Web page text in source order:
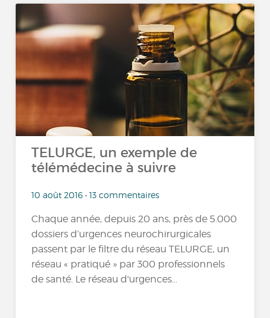
TELURGE, un exemple de
télémédecine à suivre
10 août 2016 • 13 commentaires
Chaque année, depuis 20 ans, près de 5.000
dossiers d’urgences neurochirurgicales
passent par le filtre du réseau TELURGE, un
réseau « pratiqué » par 300 professionnels
de santé. Le réseau d'urgences...